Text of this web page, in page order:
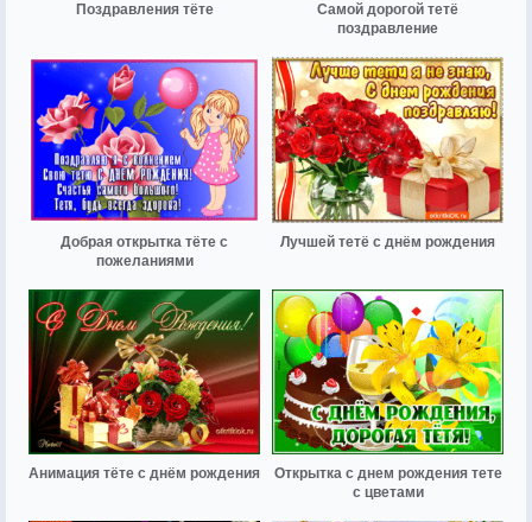
Поздравления тёте
Самой дорогой тетё
поздравление
Добрая открытка тёте с
пожеланиями
Лучшей тетё с днём рождения
Анимация тёте с днём рождения
Открытка с днем рождения тете
с цветами